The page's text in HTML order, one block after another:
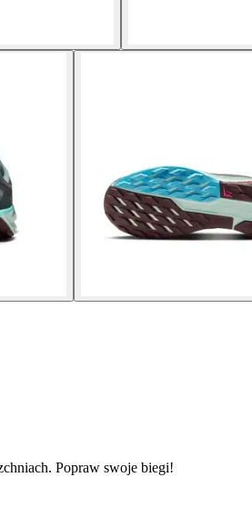
Popraw swoje biegi!